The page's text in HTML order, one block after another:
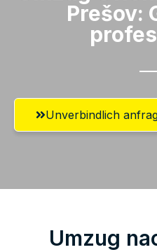
Prešov:
Unverbindlich
Umzug